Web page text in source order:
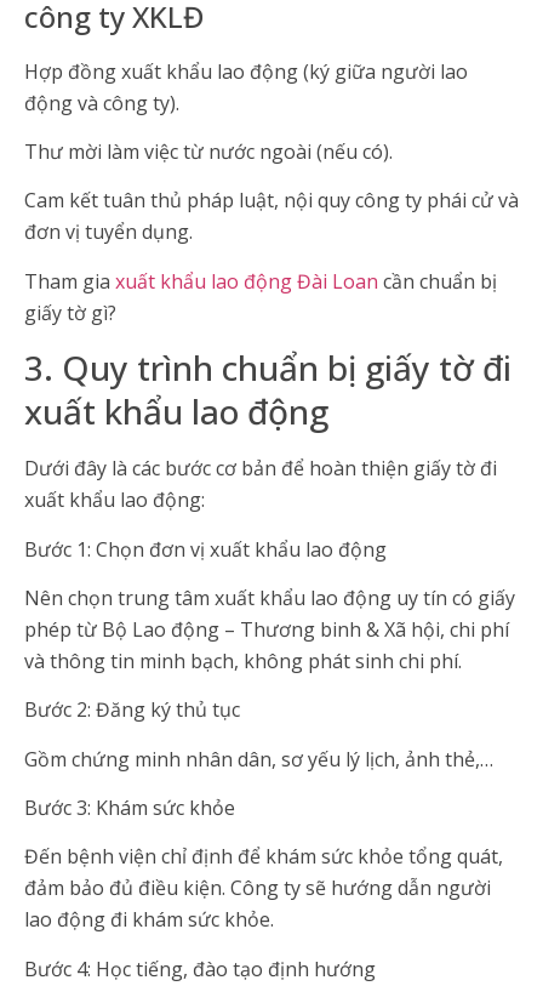
công ty XKLĐ
Hợp đồng xuất khẩu lao động (ký giữa người lao
động và công ty).
Thư mời làm việc từ nước ngoài (nếu có).
Cam kết tuân thủ pháp luật, nội quy công ty phái cử và
đơn vị tuyển dụng.
Tham gia xuất khẩu lao động Đài Loan cần chuẩn bị
giấy tờ gì?
3. Quy trình chuẩn bị giấy tờ đi
xuất khẩu lao động
Dưới đây là các bước cơ bản để hoàn thiện giấy tờ đi
xuất khẩu lao động:
Bước 1: Chọn đơn vị xuất khẩu lao động
Nên chọn trung tâm xuất khẩu lao động uy tín có giấy
phép từ Bộ Lao động – Thương binh & Xã hội, chi phí
và thông tin minh bạch, không phát sinh chi phí.
Bước 2: Đăng ký thủ tục
Gồm chứng minh nhân dân, sơ yếu lý lịch, ảnh thẻ,…
Bước 3: Khám sức khỏe
Đến bệnh viện chỉ định để khám sức khỏe tổng quát,
đảm bảo đủ điều kiện. Công ty sẽ hướng dẫn người
lao động đi khám sức khỏe.
Bước 4: Học tiếng, đào tạo định hướng